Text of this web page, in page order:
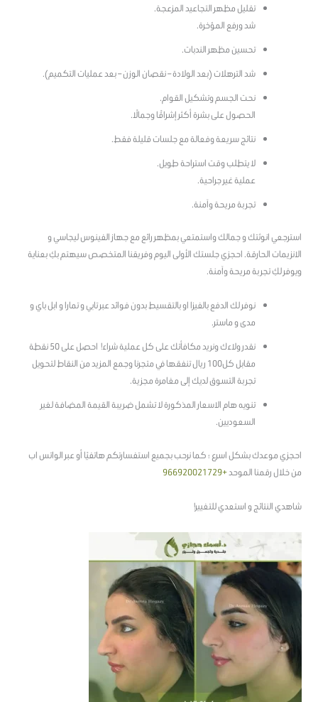
تقليل مظهر التجاعيد المزعجة.
شد ورفع المؤخرة.
تحسين مظهر الندبات.
شد الترهلات (بعد الولادة – نقصان الوزن – بعد عمليات التكميم).
نحت الجسم وتشكيل القوام.
الحصول على بشرة أكثر إشراقًا وجمالًا.
نتائج سريعة وفعالة مع جلسات قليلة فقط.
لا يتطلب وقت استراحة طويل.
عملية غير جراحية.
تجربة مريحة وآمنة.
استرجعي انوثتك و جمالك واستمتعي بمظهر رائع مع جهاز الفينوس ليجاسي و
الانزيمات الحارقة. احجزي جلستك الأولى اليوم وفريقنا المتخصص سيهتم بكِ بعناية
ويوفر لكِ تجربة مريحة وآمنة.
نوفر لك الدفع بالفيزا او بالتقسيط بدون فوائد عبر تابي و تمارا و ابل باي و
مدى و ماستر.
نقدر ولاءك ونريد مكافأتك على كل عملية شراء! احصل على 50 نقطة
مقابل كل100 ريال تنفقها في متجرنا وجمع المزيد من النقاط لتحويل
تجربة التسوق لديك إلى مغامرة مجزية.
تنويه هام الاسعار المذكورة لا تشمل ضريبة القيمة المضافة لغير
السعوديين.
احجزي موعدك بشكل اسرع ؛ كما نرحب بجميع استفسارتكم هاتفيًا أو عبر الواتس اب
من خلال رقمنا الموحد+966920021729
شاهدي النتائج و استعدي للتغيير!